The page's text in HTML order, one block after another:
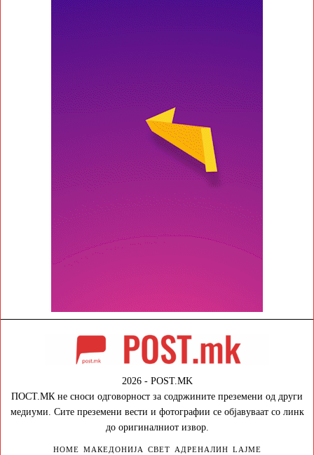
2026 - POST.MK
ПОСТ.МК не сноси одговорност за содржините преземени од други
медиуми. Сите преземени вести и фотографии се објавуваат со линк
до оригиналниот извор.
HOME МАКЕДОНИЈА СВЕТ АДРЕНАЛИН LAJME